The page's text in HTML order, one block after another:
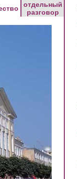
отдельный
разговор